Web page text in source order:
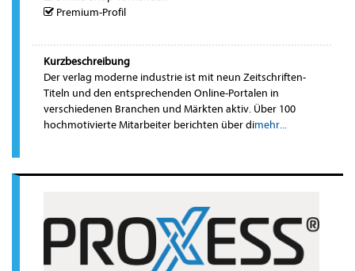
Premium-Profil
Kurzbeschreibung
Der verlag moderne industrie ist mit neun Zeitschriften-
Titeln und den entsprechenden Online-Portalen in
verschiedenen Branchen und Märkten aktiv. Über 100
hochmotivierte Mitarbeiter berichten über dimehr...